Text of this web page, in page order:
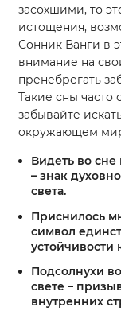
засохшими, то
истощения,
Сонник Ванги в
внимание на
пренебрегать
Такие сны
забывайте
окружающем
Видеть во
– знак
света.
Приснилось
символ
Подсолнухи
свете –
внутренних